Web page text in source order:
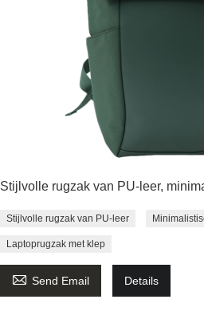
Stijlvolle rugzak van PU-leer,
Stijlvolle rugzak van PU-leer
Laptoprugzak met klep
 Send Email Details